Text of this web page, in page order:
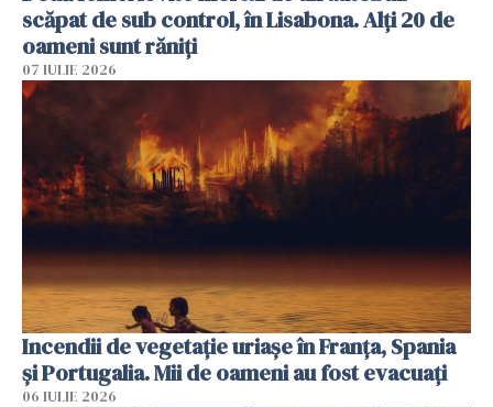
scăpat de sub control, în Lisabona. Alți 20 de
oameni sunt răniți
07 IULIE 2026
Incendii de vegetație uriașe în Franța, Spania
și Portugalia. Mii de oameni au fost evacuați
06 IULIE 2026